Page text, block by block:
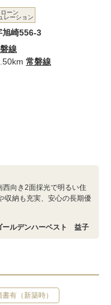
ローン
レーション
旭崎556-3
線
常磐線
西向き2面採光で明るい住
収納も充実、安心の長期優
ールデンハーベスト 益子
有（新築時）